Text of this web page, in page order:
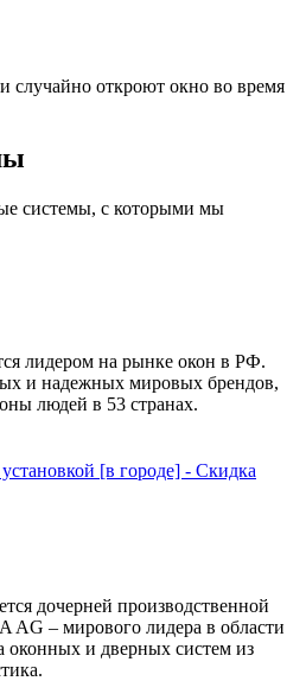
случайно откроют окно во время
системы, с которыми мы
лидером на рынке окон в РФ.
и надежных мировых брендов,
людей в 53 странах.
[в городе] - Cкидка
дочерней производственной
AG – мирового лидера в области
оконных и дверных систем из